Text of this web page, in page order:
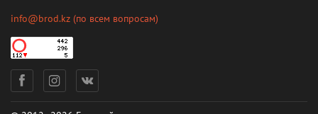
info@brod.kz (по всем вопросам)